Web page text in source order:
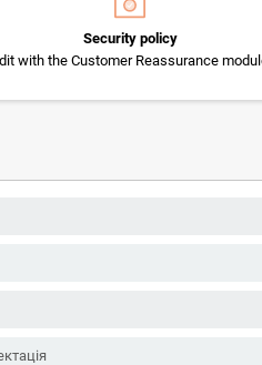
Security policy
with the Customer Reassurance